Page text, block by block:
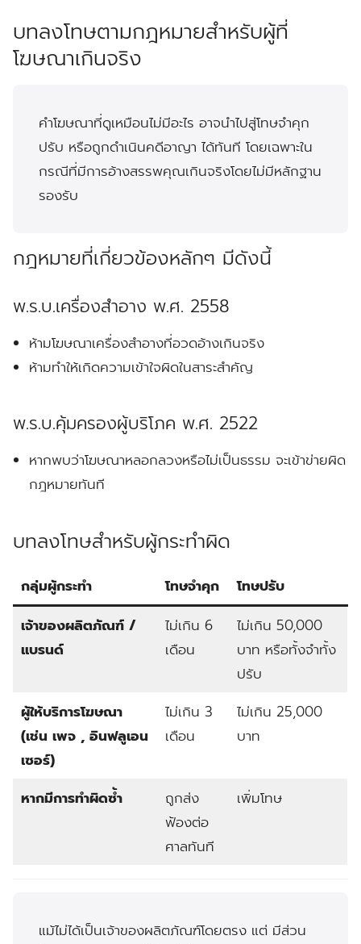
บทลงโทษตามกฎหมายสำหรับผู้ที่
โฆษณาเกินจริง
คำโฆษณาที่ดูเหมือนไม่มีอะไร อาจนำไปสู่โทษจำคุก
ปรับ หรือถูกดำเนินคดีอาญา ได้ทันที โดยเฉพาะใน
กรณีที่มีการอ้างสรรพคุณเกินจริงโดยไม่มีหลักฐาน
รองรับ
กฎหมายที่เกี่ยวข้องหลักๆ มีดังนี้
พ.ร.บ.เครื่องสำอาง พ.ศ. 2558
ห้ามโฆษณาเครื่องสำอางที่อวดอ้างเกินจริง
ห้ามทำให้เกิดความเข้าใจผิดในสาระสำคัญ
พ.ร.บ.คุ้มครองผู้บริโภค พ.ศ. 2522
หากพบว่าโฆษณาหลอกลวงหรือไม่เป็นธรรม จะเข้าข่ายผิด
กฎหมายทันที
บทลงโทษสำหรับผู้กระทำผิด
กลุ่มผู้กระทำ โทษจำคุก
โทษปรับ
เจ้าของผลิตภัณฑ์ /
แบรนด์
ไม่เกิน 6
เดือน
ไม่เกิน 50,000
บาท หรือทั้งจำทั้ง
ปรับ
ผู้ให้บริการโฆษณา
(เช่น เพจ , อินฟลูเอน
เซอร์)
ไม่เกิน 3
เดือน
ไม่เกิน 25,000
บาท
หากมีการทำผิดซ้ำ
ถูกส่ง
ฟ้องต่อ
ศาลทันที
เพิ่มโทษ
แม้ไม่ได้เป็นเจ้าของผลิตภัณฑ์โดยตรง แต่ มีส่วน